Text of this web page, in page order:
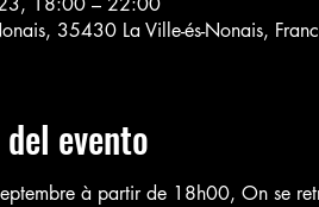
35430 La Ville-és-Nonais,
evento
à partir de 18h00, On se